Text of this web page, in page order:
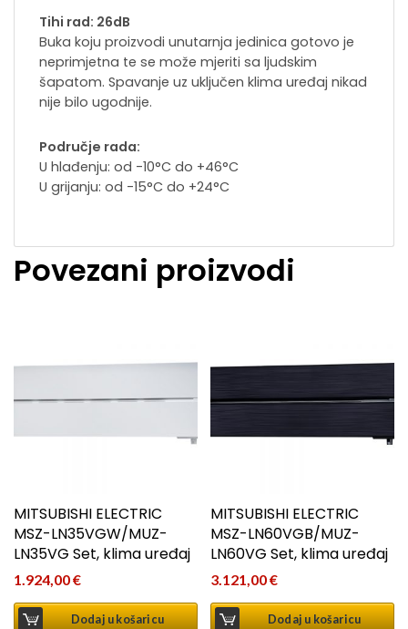
Tihi rad: 26dB
Buka koju proizvodi unutarnja jedinica gotovo je
neprimjetna te se može mjeriti sa ljudskim
šapatom. Spavanje uz uključen klima uređaj nikad
nije bilo ugodnije.
Područje rada:
U hlađenju: od -10°C do +46°C
U grijanju: od -15°C do +24°C
Povezani proizvodi
MITSUBISHI ELECTRIC
MSZ-LN35VGW/MUZ-
LN35VG Set, klima uređaj
1.924,00€
Dodaj u košaricu
MITSUBISHI ELECTRIC
MSZ-LN60VGB/MUZ-
LN60VG Set, klima uređaj
3.121,00€
Dodaj u košaricu